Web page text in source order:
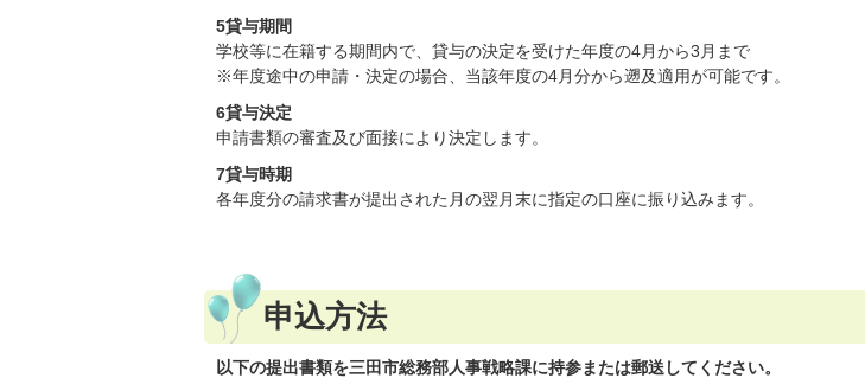
5貸与期間
学校等に在籍する期間内で、貸与の決定を受けた年度の4月から3月まで
※年度途中の申請・決定の場合、当該年度の4月分から遡及適用が可能です。
6貸与決定
申請書類の審査及び面接により決定します。
7貸与時期
各年度分の請求書が提出された月の翌月末に指定の口座に振り込みます。
申込方法
以下の提出書類を三田市総務部人事戦略課に持参または郵送してください。